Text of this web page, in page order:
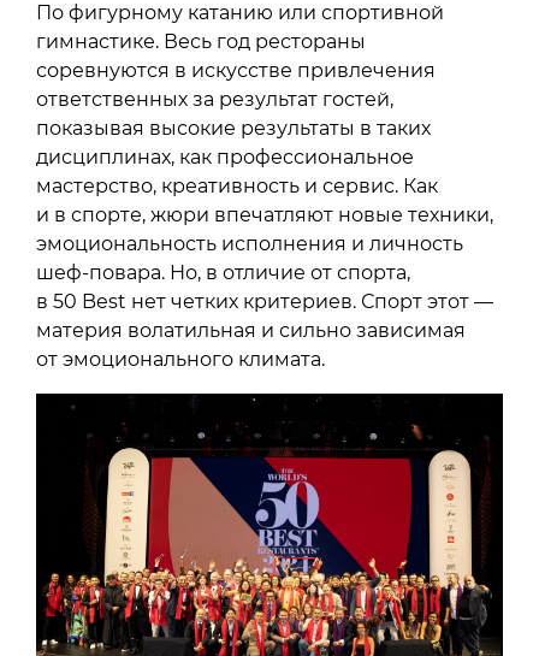
По фигурному катанию или спортивной
гимнастике. Весь год рестораны
соревнуются в искусстве привлечения
ответственных за результат гостей,
показывая высокие результаты в таких
дисциплинах, как профессиональное
мастерство, креативность и сервис. Как
и в спорте, жюри впечатляют новые техники,
эмоциональность исполнения и личность
шеф-повара. Но, в отличие от спорта,
в 50 Best нет четких критериев. Спорт этот —
материя волатильная и сильно зависимая
от эмоционального климата.